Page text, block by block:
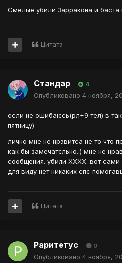
Смелые убили Зарракона и баста
Цитата
Стандар 4
Опубликовано 4 ноября,
если не ошибаюсь(рл+9 тел) в
пятницу)
лично мне не нравитса не то что
как бы замечательно..) мне не
сообщения. убили ХХХХ. вот сами
для виду нет никаких спс
Цитата
Раритетус 0
Опубликовано 4 ноября,